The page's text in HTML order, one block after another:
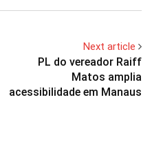
Next article
PL do vereador Raiff
Matos amplia
acessibilidade em Manaus